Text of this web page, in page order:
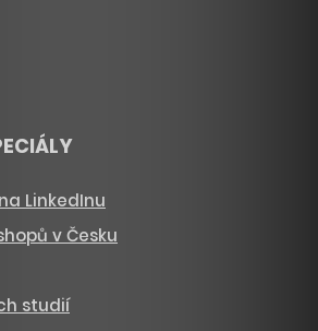
LinkedInu
v Česku
studií